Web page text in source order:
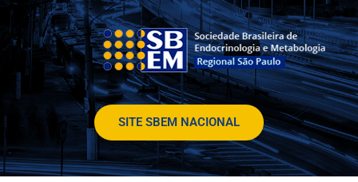
SITE SBEM NACIONAL